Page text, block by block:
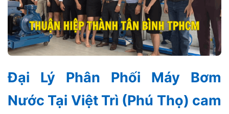
Đại Lý Phân Phối Máy Bơm
Nước Tại Việt Trì (Phú Thọ) cam